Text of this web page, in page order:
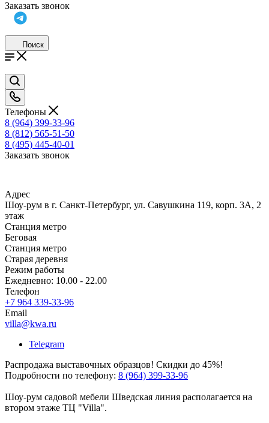
Заказать звонок
Поиск
Телефоны
8 (964) 399-33-96
8 (812) 565-51-50
8 (495) 445-40-01
Заказать звонок
Адрес
Шоу-рум в г. Санкт-Петербург, ул. Савушкина 119, корп. 3А, 2
этаж
Станция метро
Беговая
Станция метро
Старая деревня
Режим работы
Ежедневно: 10.00 - 22.00
Телефон
+7 964 339-33-96
Email
villa@kwa.ru
Telegram
Распродажа выставочных образцов! Скидки до 45%!
Подробности по телефону: 8 (964) 399-33-96
Шоу-рум садовой мебели Шведская линия располагается на
втором этаже ТЦ "Villa".